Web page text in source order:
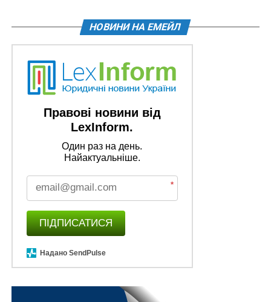
НОВИНИ НА ЕМЕЙЛ
Правові новини від
LexInform.
Один раз на день.
Найактуальніше.
*
ПІДПИСАТИСЯ
Надано SendPulse